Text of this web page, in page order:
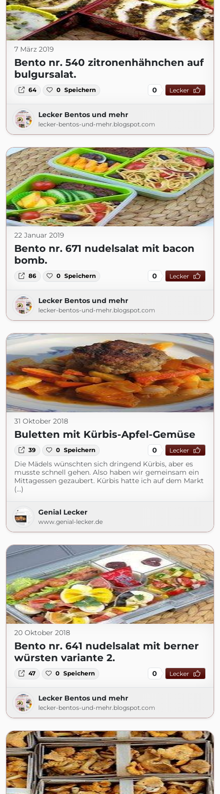
7 März 2019
Bento nr. 540 zitronenhähnchen auf
bulgursalat.
64 0 Speichern 0 Lecker
Lecker Bentos und mehr
lecker-bentos-und-mehr.blogspot.com
22 Januar 2019
Bento nr. 671 nudelsalat mit bacon
bomb.
86 0 Speichern 0 Lecker
Lecker Bentos und mehr
lecker-bentos-und-mehr.blogspot.com
31 Oktober 2018
Buletten mit Kürbis-Apfel-Gemüse
39 0 Speichern 0 Lecker
Die Mädels wünschten sich dringend Kürbis, aber es
musste schnell gehen. Also haben wir gemeinsam ein
Mittagessen gezaubert. Kürbis hatte ich auf dem Markt
(...)
Genial Lecker
www.genial-lecker.de
20 Oktober 2018
Bento nr. 641 nudelsalat mit berner
würsten variante 2.
47 0 Speichern 0 Lecker
Lecker Bentos und mehr
lecker-bentos-und-mehr.blogspot.com